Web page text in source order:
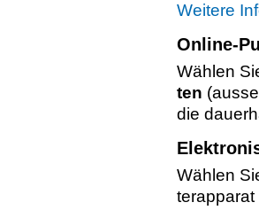
Wei­te­re
On­line-
Wäh­len
ten
die
Wäh­len